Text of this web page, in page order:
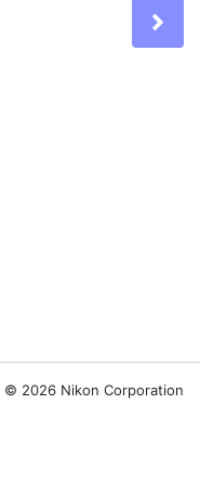
© 2026 Nikon Corporation